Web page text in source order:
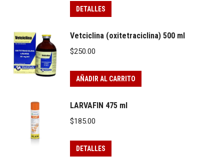
DETALLES
Vetciclina (oxitetraciclina) 500 ml
$250.00
AÑADIR AL CARRITO
LARVAFIN 475 ml
$185.00
DETALLES